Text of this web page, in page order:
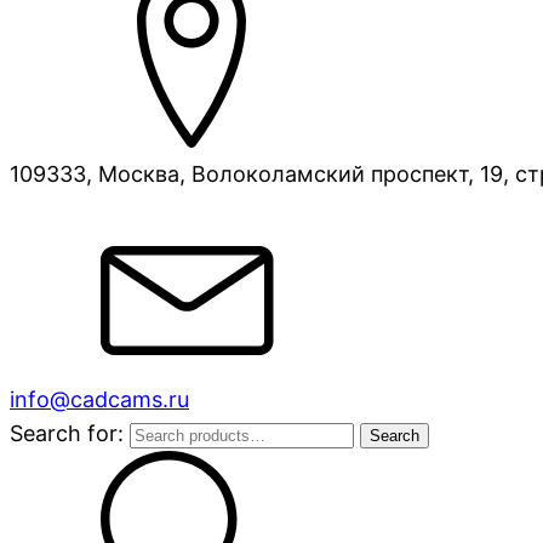
109333, Москва, Волоколамский проспект, 19,
info@cadcams.ru
Search for:
Search